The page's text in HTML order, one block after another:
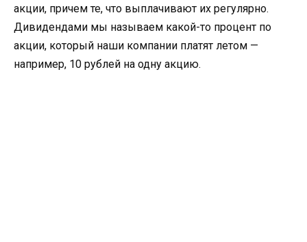
акции, причем те, что выплачивают их регулярно.
Дивидендами мы называем какой-то процент по
акции, который наши компании платят летом —
например, 10 рублей на одну акцию.